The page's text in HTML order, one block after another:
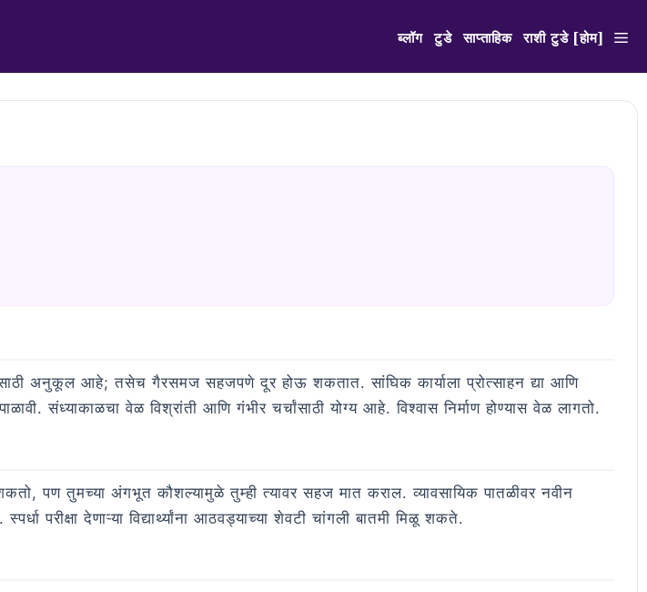
ब्लॉग टुडे साप्ताहिक राशी टुडे [होम]
अनुकूल आहे; तसेच गैरसमज सहजपणे दूर होऊ शकतात. सांघिक कार्याला प्रोत्साहन द्या आणि
संध्याकाळचा वेळ विश्रांती आणि गंभीर चर्चांसाठी योग्य आहे. विश्वास निर्माण होण्यास वेळ लागतो.
पण तुमच्या अंगभूत कौशल्यामुळे तुम्ही त्यावर सहज मात कराल. व्यावसायिक पातळीवर नवीन
परीक्षा देणाऱ्या विद्यार्थ्यांना आठवड्याच्या शेवटी चांगली बातमी मिळू शकते.